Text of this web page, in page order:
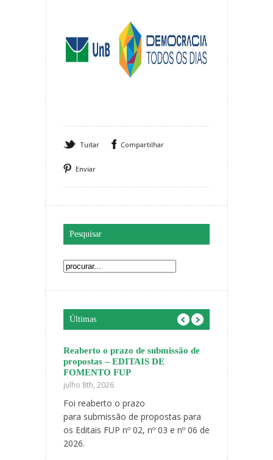
Tuitar Compartilhar
Enviar
Pesquisar
Últimas
vindas 1/2026
feira, 5 de
uma
UnB
Vindas FUP
Reaberto o prazo de submissão de
propostas – EDITAIS DE
FOMENTO FUP
julho 8th, 2026
Foi reaberto o prazo
para submissão de propostas para
os Editais FUP nº 02, nº 03 e nº 06 de
2026.
Você faz parte
anos da
maio 8th, 2026
Com muita
divulgamos a
de